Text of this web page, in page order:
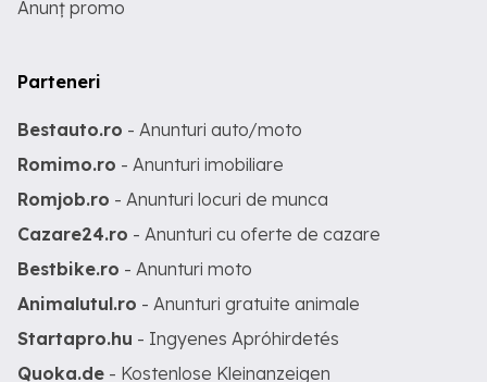
Anunț promo
Parteneri
Bestauto.ro - Anunturi auto/moto
Romimo.ro - Anunturi imobiliare
Romjob.ro - Anunturi locuri de munca
Cazare24.ro - Anunturi cu oferte de cazare
Bestbike.ro - Anunturi moto
Animalutul.ro - Anunturi gratuite animale
Startapro.hu - Ingyenes Apróhirdetés
Quoka.de - Kostenlose Kleinanzeigen